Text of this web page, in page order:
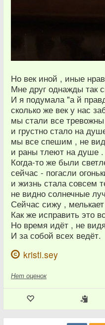
Но век иной , иные
Мне друг однажды так
И я подумала "а й
сколько же век у нас
мы стали все
и грустно стало на
мы все спешим , не
и раны тлеют на душе .
Когда-то же были
сейчас - погасли
и жизнь стала совсем
не видно солнечные
Сейчас сижу ,
Как же исправить это
Но время идёт , не
И за собой всех ведёт.
kristi.sey
Нет оценок